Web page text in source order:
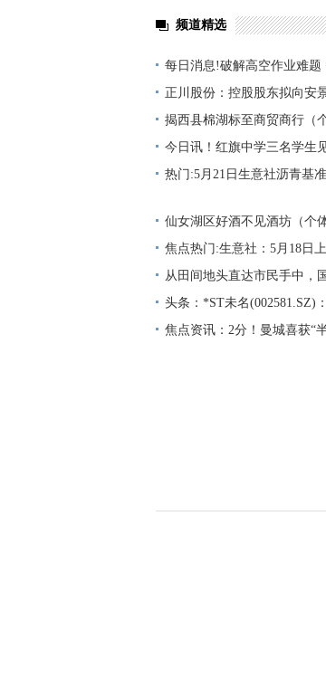
频道精选
每日消息!破解高空作业难题
正川股份：控股股东拟向安
揭西县棉湖标至商贸商行（
万人民币
今日讯！红旗中学三名学生
热门:5月21日生意社沥青基
仙女湖区好酒不见酒坊（个
人民币
焦点热门:生意社：5月18日
吨
从田间地头直达市民手中，
8424”头茬西瓜熟啦！
头条：*ST未名(002581.SZ)
焦点资讯：2分！曼城喜获“